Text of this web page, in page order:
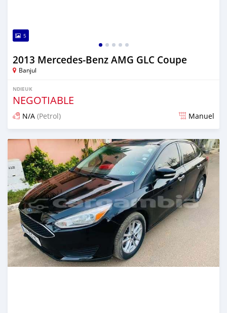
5
2013 Mercedes-Benz AMG GLC Coupe
Banjul
NDIEUK
NEGOTIABLE
N/A (Petrol) Manuel
Dougal na niou ko depuis 25 days